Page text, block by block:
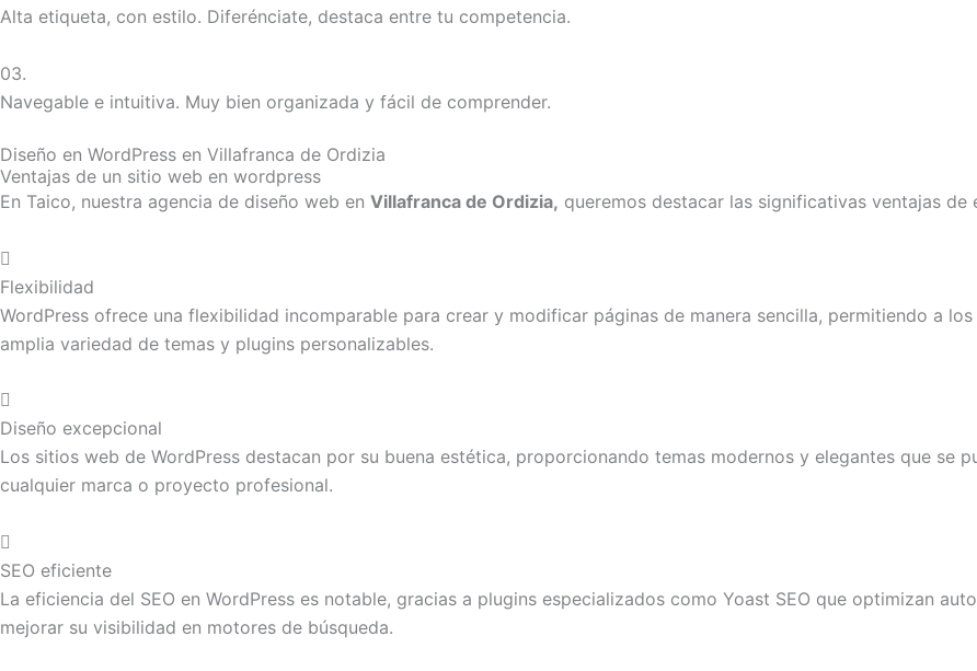
Alta etiqueta, con estilo. Diferénciate, destaca entre tu competencia.
03.
Navegable e intuitiva. Muy bien organizada y fácil de comprender.
Diseño en WordPress en Villafranca de Ordizia
Ventajas de un sitio web en wordpress
En Taico, nuestra agencia de diseño web en Villafranca de Ordizia, queremos destacar las significativas ventajas
Flexibilidad
WordPress ofrece una flexibilidad incomparable para crear y modificar páginas de manera sencilla, permitiendo a
amplia variedad de temas y plugins personalizables.
Diseño excepcional
Los sitios web de WordPress destacan por su buena estética, proporcionando temas modernos y elegantes que se
cualquier marca o proyecto profesional.
SEO eficiente
La eficiencia del SEO en WordPress es notable, gracias a plugins especializados como Yoast SEO que optimizan
mejorar su visibilidad en motores de búsqueda.